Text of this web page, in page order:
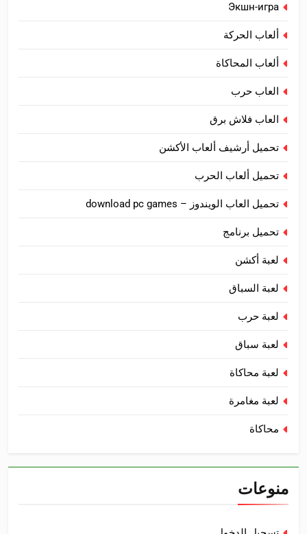
Экшн-игра
ألعاب الحركة
ألعاب المحاكاة
العاب حرب
العاب فلاش برق
تحميل أرشيف ألعاب الأكشن
تحميل ألعاب الحرب
تحميل العاب الويندوز – download pc games
تحميل برنامج
لعبة أكشن
لعبة السباق
لعبة حرب
لعبة سباق
لعبة محاكاة
لعبة مغامرة
محاكاة
منوعات